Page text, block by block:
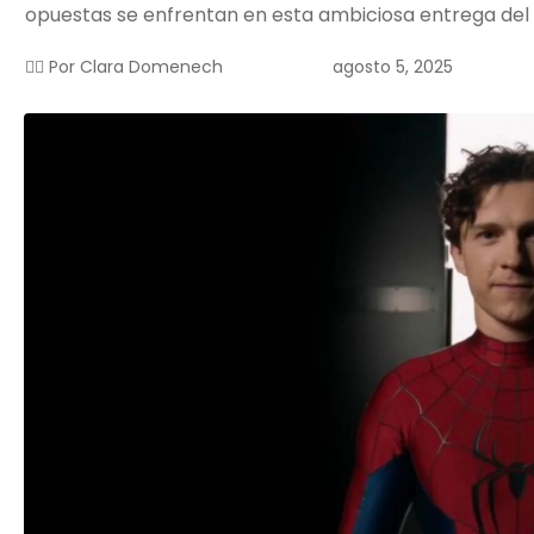
opuestas se enfrentan en esta ambiciosa entrega del
✍🏻 Por Clara Domenech agosto 5, 2025